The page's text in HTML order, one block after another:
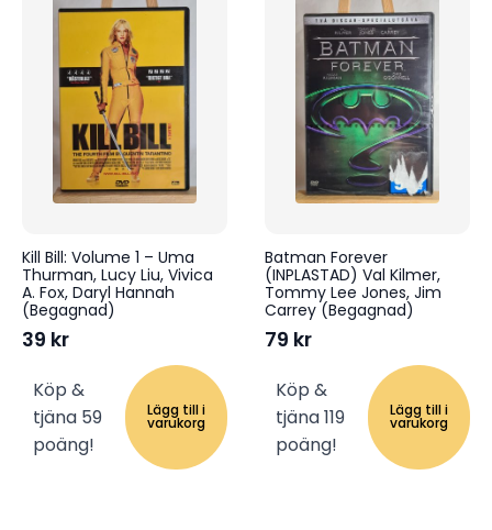
Kill Bill: Volume 1 – Uma
Thurman, Lucy Liu, Vivica
A. Fox, Daryl Hannah
(Begagnad)
39 kr
Köp &
tjäna 59
poäng!
Lägg till i
varukorg
Batman Forever
(INPLASTAD) Val Kilmer,
Tommy Lee Jones, Jim
Carrey (Begagnad)
79 kr
Köp &
tjäna 119
poäng!
Lägg till i
varukorg